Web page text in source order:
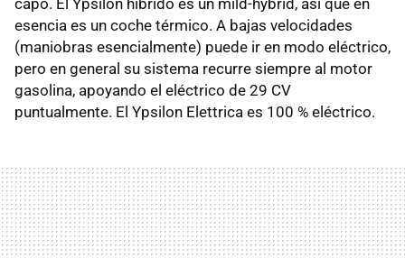
esencia es un coche térmico. A bajas velocidades
(maniobras esencialmente) puede ir en modo eléctrico,
pero en general su sistema recurre siempre al motor
gasolina, apoyando el eléctrico de 29 CV
puntualmente. El Ypsilon Elettrica es 100 % eléctrico.